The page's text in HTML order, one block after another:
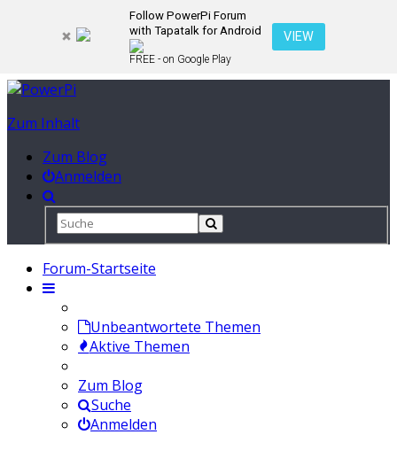
Follow PowerPi Forum
with Tapatalk for Android
FREE - on Google Play
VIEW
Zum Inhalt
Zum Blog
Anmelden
Forum-Startseite
Unbeantwortete Themen
Aktive Themen
Zum Blog
Suche
Anmelden